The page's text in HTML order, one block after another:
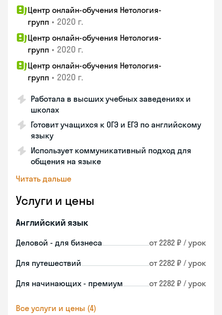
Центр онлайн-обучения Нетология-
групп • 2020 г.
Центр онлайн-обучения Нетология-
групп • 2020 г.
Центр онлайн-обучения Нетология-
групп • 2020 г.
Работала в высших учебных заведениях и
школах
Готовит учащихся к ОГЭ и ЕГЭ по английскому
языку
Использует коммуникативный подход для
общения на языке
Читать дальше
Услуги и цены
Английский язык
Деловой - для бизнеса от 2282 ₽ / урок
Для путешествий от 2282 ₽ / урок
Для начинающих - премиум от 2282 ₽ / урок
Все услуги и цены (4)